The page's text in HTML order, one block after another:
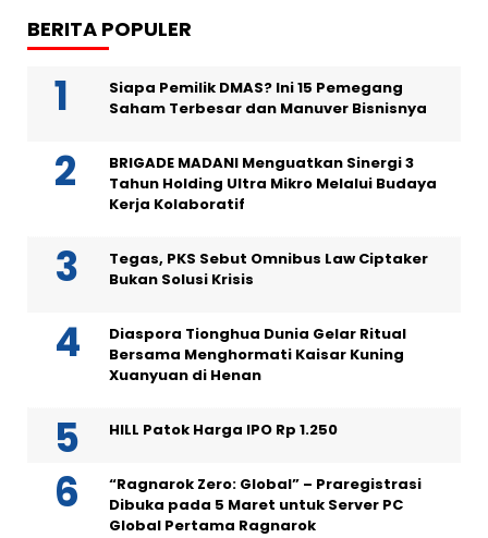
BERITA POPULER
Siapa Pemilik DMAS? Ini 15 Pemegang
Saham Terbesar dan Manuver Bisnisnya
BRIGADE MADANI Menguatkan Sinergi 3
Tahun Holding Ultra Mikro Melalui Budaya
Kerja Kolaboratif
Tegas, PKS Sebut Omnibus Law Ciptaker
Bukan Solusi Krisis
Diaspora Tionghua Dunia Gelar Ritual
Bersama Menghormati Kaisar Kuning
Xuanyuan di Henan
HILL Patok Harga IPO Rp 1.250
“Ragnarok Zero: Global” – Praregistrasi
Dibuka pada 5 Maret untuk Server PC
Global Pertama Ragnarok